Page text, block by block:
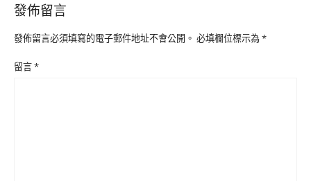
發佈留言
發佈留言必須填寫的電子郵件地址不會公開。 必填欄位標示為*
留言*